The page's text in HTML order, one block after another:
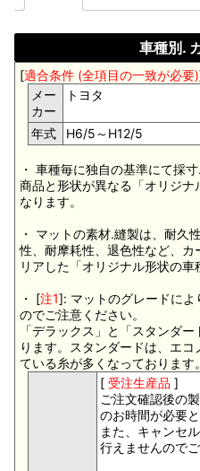
車種別.
[適合条件 (全項目の一致が必要)
メー
カー
トヨタ
年式 H6/5～H12/5
・ 車種毎に独自の基準にて採
商品と形状が異なる「オリジナ
なります。
・ マットの素材.縫製は、耐久
性、耐摩耗性、退色性など、
リアした「オリジナル形状の車
・ [注1]: マットのグレードに
のでご注意ください。
「デラックス」と「スタンダ
ります。スタンダードは、エ
ている糸が多くなっております。
[ 受注生産品 ]
ご注文確認後の
のお時間が必要と
また、キャンセ
行えませんのでご